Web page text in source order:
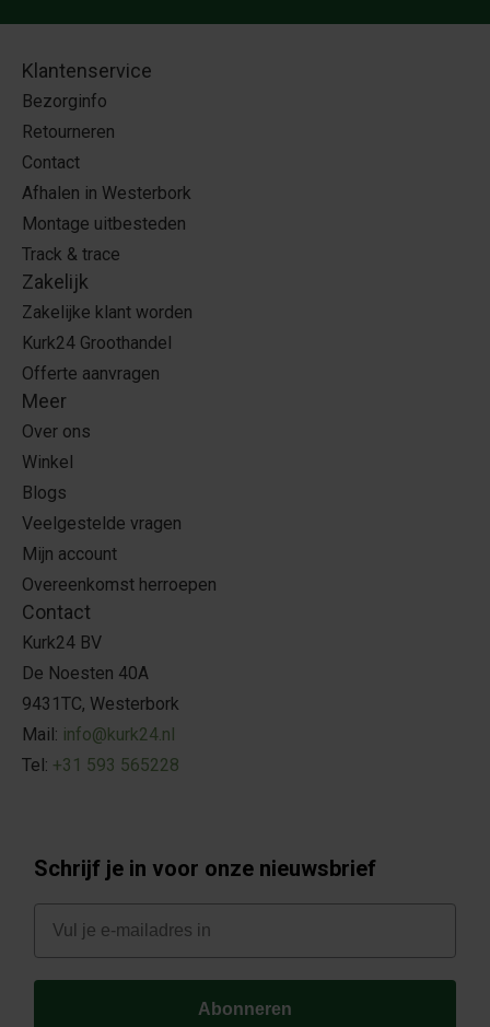
Klantenservice
Bezorginfo
Retourneren
Contact
Afhalen in Westerbork
Montage uitbesteden
Track & trace
Zakelijk
Zakelijke klant worden
Kurk24 Groothandel
Offerte aanvragen
Meer
Over ons
Winkel
Blogs
Veelgestelde vragen
Mijn account
Overeenkomst herroepen
Contact
Kurk24 BV
De Noesten 40A
9431TC, Westerbork
Mail: info@kurk24.nl
Tel: +31 593 565228
Schrijf je in voor onze nieuwsbrief
Abonneren